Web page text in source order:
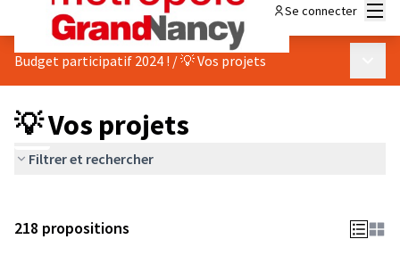
Se connecter
Budget participatif 2024 ! /💡 Vos projets
💡 Vos projets
Filtrer et rechercher
218 propositions